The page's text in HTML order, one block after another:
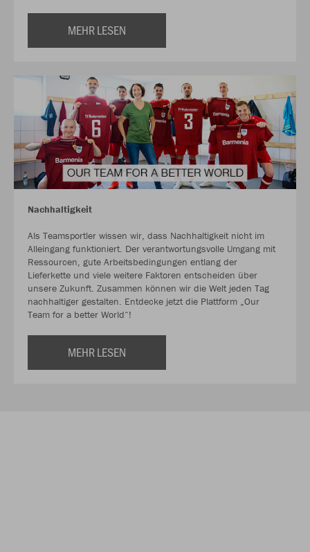
MEHR LESEN
Nachhaltigkeit
Als Teamsportler wissen wir, dass Nachhaltigkeit nicht im
Alleingang funktioniert. Der verantwortungsvolle Umgang mit
Ressourcen, gute Arbeitsbedingungen entlang der
Lieferkette und viele weitere Faktoren entscheiden über
unsere Zukunft. Zusammen können wir die Welt jeden Tag
nachhaltiger gestalten. Entdecke jetzt die Plattform „Our
Team for a better World“!
MEHR LESEN